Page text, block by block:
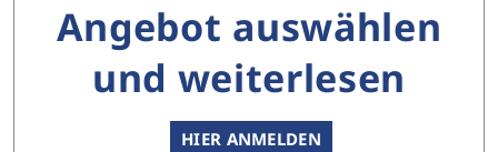
Angebot auswählen
und weiterlesen
HIER ANMELDEN